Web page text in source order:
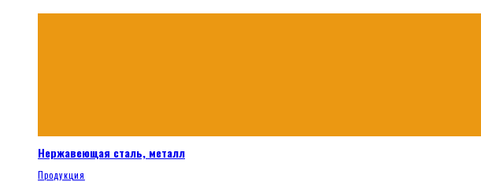
Нержавеющая сталь, металл
Продукция